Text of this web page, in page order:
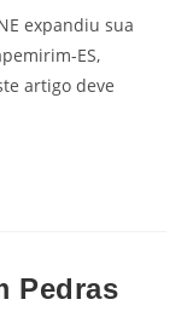
expandiu sua
ES,
artigo deve
Pedras